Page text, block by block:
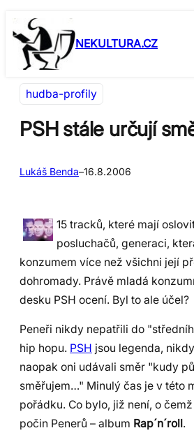
Přeskočit
na
obsah
Skip
to
content
NEKULTURA.CZ
hudba-profily
PSH stále určují
Lukáš Benda–16.8.2006
15 tracků, které mají
posluchačů, generaci,
konzumem více než všichni její
dohromady. Právě mladá
desku PSH ocení. Byl to ale účel?
Peneři nikdy nepatřili do
hip hopu. PSH jsou legenda,
naopak oni udávali směr "kudy
směřujem…" Minulý čas je v této
pořádku. Co bylo, již není, o
počin Penerů – album Rap´n´roll .